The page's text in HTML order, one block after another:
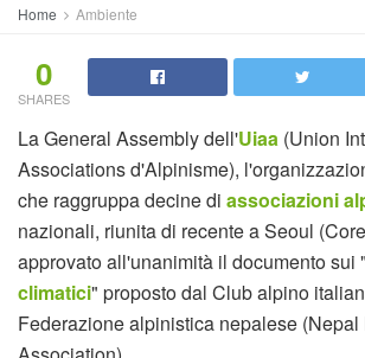
Home Ambiente
0
SHARES
La General Assembly dell'Uiaa (Union
Associations d'Alpinisme),
che raggruppa decine di associazioni
nazionali, riunita di recente a Seoul
approvato all'unanimità il documento sui "
climatici" proposto dal Club alpino
Federazione alpinistica nepalese